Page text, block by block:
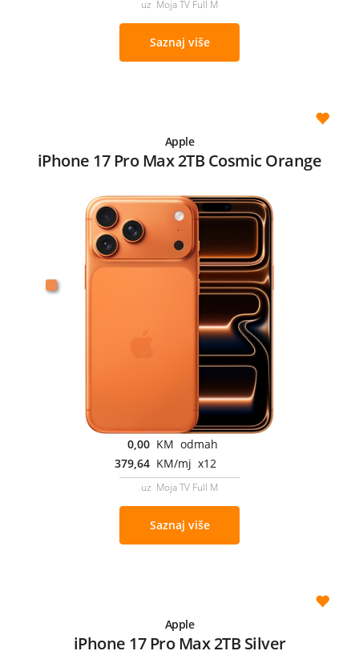
uz Moja TV Full M
Saznaj više
Apple
iPhone 17 Pro Max 2TB Cosmic Orange
0,00 KM odmah
379,64 KM/mj x12
uz Moja TV Full M
Saznaj više
Apple
iPhone 17 Pro Max 2TB Silver